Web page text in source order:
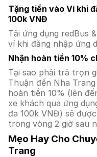
Tặng tiền vào Ví khi
100k VNĐ
Tải ứng dụng redBus
ví khi đăng nhập ứng
Nhận hoàn tiền 10%
Tại sao phải trả trọn
Thuận đến Nha
hoàn tiền 10% (lên
xe khách qua ứng
đa 100k VNĐ) sẽ
trong vòng 2 giờ sau
Mẹo Hay Cho
Trang